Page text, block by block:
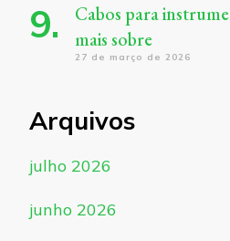
Cabos para
mais sobre
27 de março de 2026
Arquivos
julho 2026
junho 2026